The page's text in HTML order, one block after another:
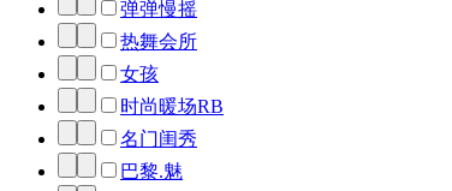
弹弹慢摇
热舞会所
女孩
时尚暖场RB
名门闺秀
巴黎.魅